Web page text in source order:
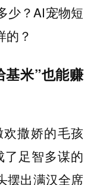
少？AI宠物短
的？
基米”也能赚
撒娇的毛孩
足智多谋的
摆出满汉全席